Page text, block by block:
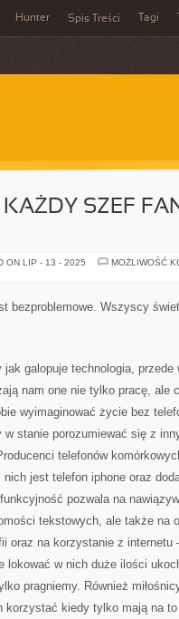
Hunter Spis Treści Tagi
SZEF
ON LIP - 13 - 2025
MOŻLIWOŚĆ
bezproblemowe. Wszyscy
jak galopuje technologia,
nam one nie tylko pracę, ale
wyimaginować życie bez
stanie porozumiewać się z
telefonów
nich jest telefon iphone oraz
pozwala na
tekstowych, ale także na
oraz na korzystanie z
lokować w nich duże ilości
pragniemy. Również
korzystać kiedy tylko mają na